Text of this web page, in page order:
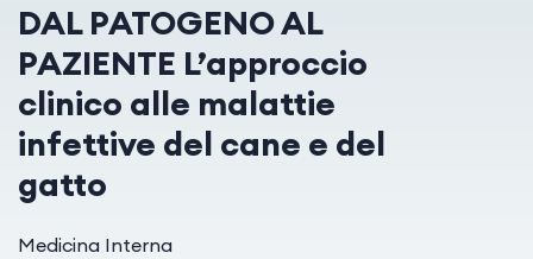
DAL PATOGENO AL
PAZIENTE L’approccio
clinico alle malattie
infettive del cane e del
gatto
Medicina Interna